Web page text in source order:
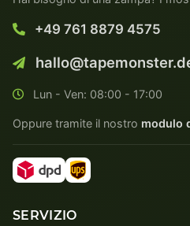
+49 761 8879 4575
Lun - Ven: 08:00 - 17:00
Oppure tramite il nostro modulo
SERVIZIO